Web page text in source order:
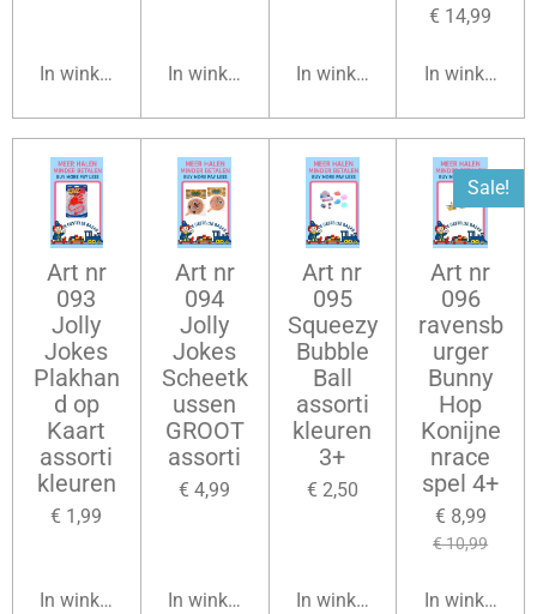
In winkelwagenIn winkelwagenIn winkelwagen
€ 14,99
In
Art nr
093
Jolly
Jokes
Plakhan
d op
Kaart
assorti
kleuren
€ 1,99
In winkelwagen
Art nr
094
Jolly
Jokes
Scheetk
ussen
GROOT
assorti
€ 4,99
In winkelwagen
Art nr
095
Squeezy
Bubble
Ball
assorti
kleuren
3+
€ 2,50
In winkelwagen
Sale!
Art nr
096
ravensb
urger
Bunny
Hop
Konijne
nrace
spel 4+
€ 8,99
€ 10,99
In